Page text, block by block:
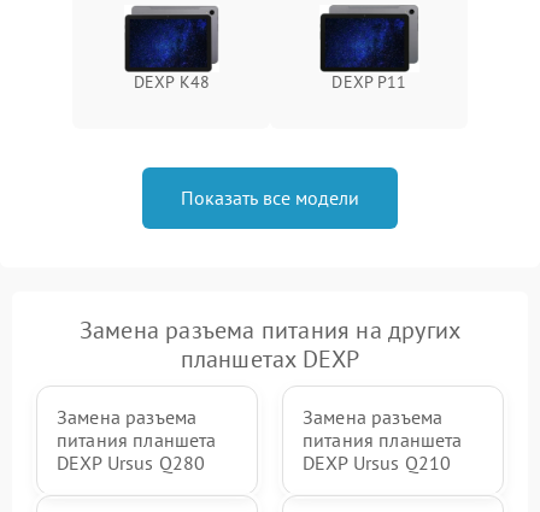
DEXP K48 DEXP P11
Показать все модели
Замена разъема питания на других
планшетах DEXP
Замена разъема
питания планшета
DEXP Ursus Q280
Замена разъема
питания планшета
DEXP Ursus Q210